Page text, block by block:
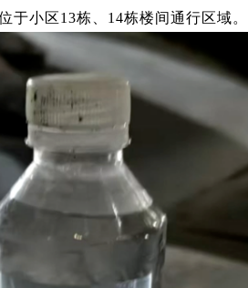
于小区13栋、14栋楼间通行区域。